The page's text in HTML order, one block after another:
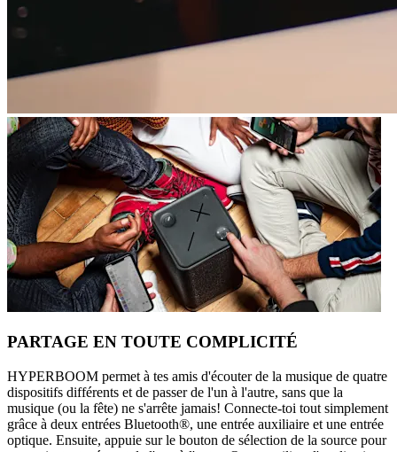
PARTAGE EN TOUTE COMPLICITÉ
HYPERBOOM permet à tes amis d'écouter de la musique de quatre
dispositifs différents et de passer de l'un à l'autre, sans que la
musique (ou la fête) ne s'arrête jamais! Connecte-toi tout simplement
grâce à deux entrées Bluetooth®, une entrée auxiliaire et une entrée
optique. Ensuite, appuie sur le bouton de sélection de la source pour